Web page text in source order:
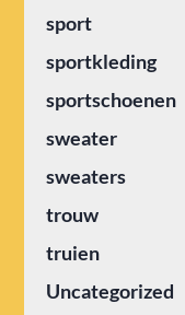
sport
sportkleding
sportschoenen
sweater
sweaters
trouw
truien
Uncategorized